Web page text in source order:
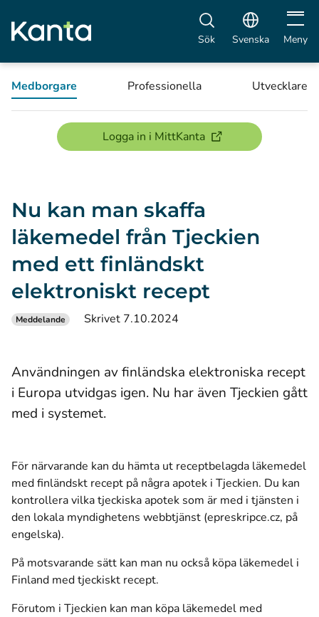
Sök Svenska Öppna
Meny
Medborgare Professionella Utvecklare
Logga in i MittKanta(öppnas i ett nytt
Nu kan man skaffa
läkemedel från Tjeckien
med ett finländskt
elektroniskt recept
Meddelande Skrivet 7.10.2024
Användningen av finländska elektroniska recept
i Europa utvidgas igen. Nu har även Tjeckien gått
med i systemet.
För närvarande kan du hämta ut receptbelagda läkemedel
med finländskt recept på några apotek i Tjeckien. Du kan
kontrollera vilka tjeckiska apotek som är med i tjänsten i
den lokala myndighetens webbtjänst (epreskripce.cz, på
engelska)(öppnas i ett nytt fönster)
.
På motsvarande sätt kan man nu också köpa läkemedel i
Finland med tjeckiskt recept.
Förutom i Tjeckien kan man köpa läkemedel med